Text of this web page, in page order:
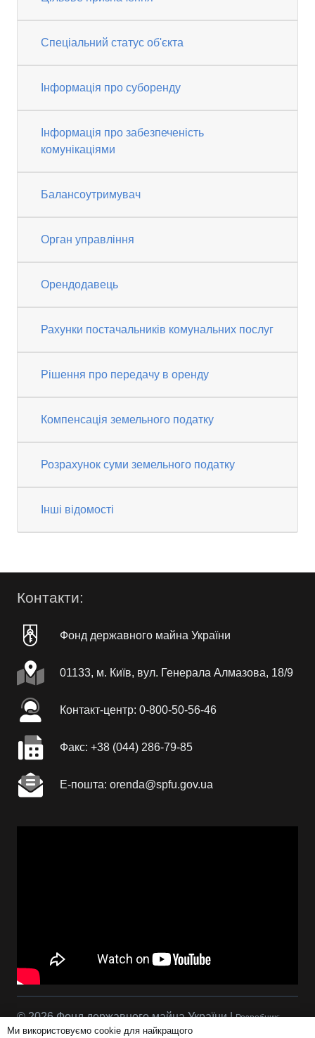
Спеціальний статус об'єкта
Інформація про суборенду
Інформація про забезпеченість
комунікаціями
Балансоутримувач
Орган управління
Орендодавець
Рахунки постачальників комунальних послуг
Рішення про передачу в оренду
Компенсація земельного податку
Розрахунок суми земельного податку
Інші відомості
Контакти:
Фонд державного майна України
01133, м. Київ, вул. Генерала Алмазова, 18/9
Контакт-центр: 0-800-50-56-46
Факc: +38 (044) 286-79-85
Е-пошта: orenda@spfu.gov.ua
© 2026 Фонд державного майна України |Розробник:
Ми використовуємо cookie для найкращого